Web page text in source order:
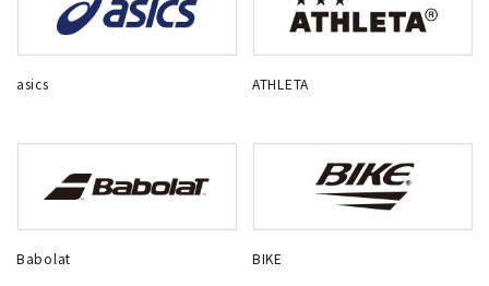
asics ATHLETA
Babolat BIKE